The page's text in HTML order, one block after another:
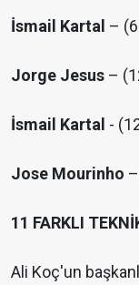
İsmail Kartal –
Jorge Jesus –
İsmail Kartal -
Jose Mourinho
11 FARKLI
Ali Koç'un